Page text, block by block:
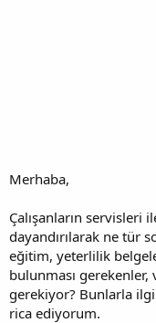
Merhaba,
Çalışanların servisleri
dayandırılarak ne tür
eğitim, yeterlilik
bulunması
gerekiyor? Bunlarla
rica ediyorum.